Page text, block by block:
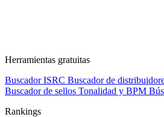
Herramientas gratuitas
Buscador ISRC Buscador de
Buscador de sellos Tonalidad y BPM
Rankings